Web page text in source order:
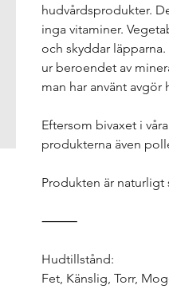
hudvårdsprodukter.
inga vitaminer.
och skyddar
ur beroendet av
man har använt
Eftersom bivaxet i
produkterna även
Produkten är naturligt
⸻
Hudtillstånd:
Fet, Känslig, Torr,